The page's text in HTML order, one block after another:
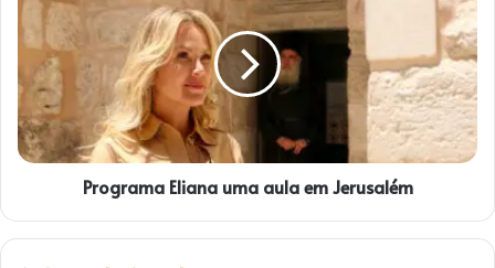
uma
aula
em
Jerusalém
Programa Eliana uma aula em Jerusalém